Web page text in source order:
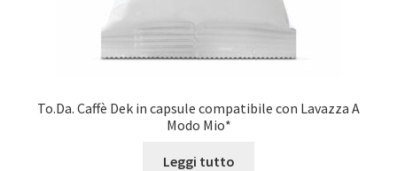
To.Da. Caffè Dek in capsule compatibile con Lavazza A
Modo Mio*
Leggi tutto